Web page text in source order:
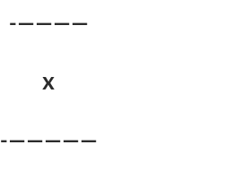
————-
x
—————-